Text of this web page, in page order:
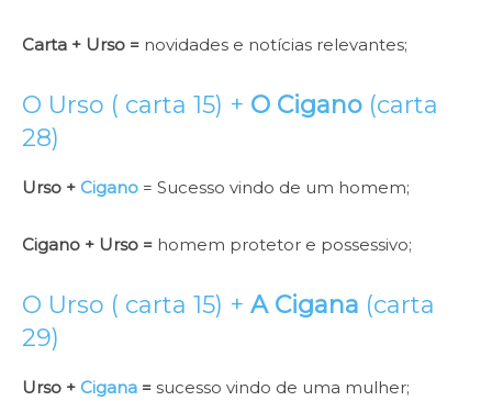
Carta + Urso = novidades e notícias relevantes;
O Urso ( carta 15) + O Cigano (carta
28)
Urso + Cigano = Sucesso vindo de um homem;
Cigano + Urso = homem protetor e possessivo;
O Urso ( carta 15) + A Cigana (carta
29)
Urso + Cigana = sucesso vindo de uma mulher;